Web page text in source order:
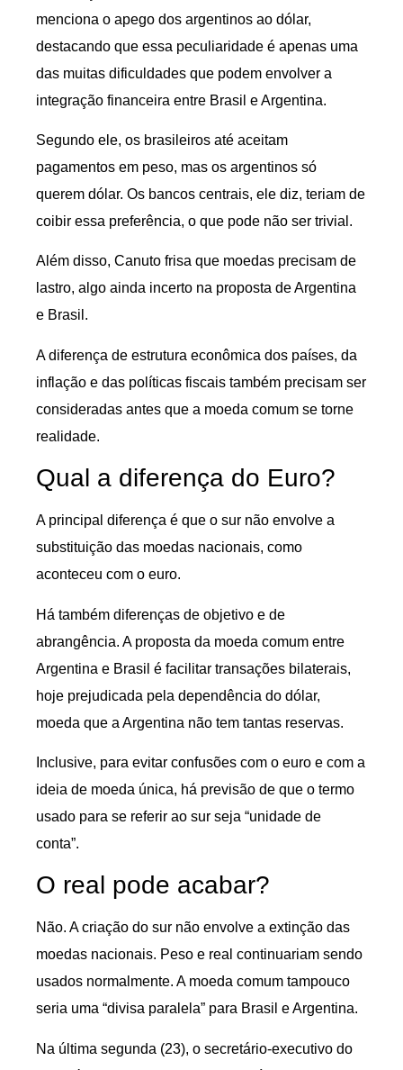
menciona o apego dos argentinos ao dólar,
destacando que essa peculiaridade é apenas uma
das muitas dificuldades que podem envolver a
integração financeira entre Brasil e Argentina.
Segundo ele, os brasileiros até aceitam
pagamentos em peso, mas os argentinos só
querem dólar. Os bancos centrais, ele diz, teriam de
coibir essa preferência, o que pode não ser trivial.
Além disso, Canuto frisa que moedas precisam de
lastro, algo ainda incerto na proposta de Argentina
e Brasil.
A diferença de estrutura econômica dos países, da
inflação e das políticas fiscais também precisam ser
consideradas antes que a moeda comum se torne
realidade.
Qual a diferença do Euro?
A principal diferença é que o sur não envolve a
substituição das moedas nacionais, como
aconteceu com o euro.
Há também diferenças de objetivo e de
abrangência. A proposta da moeda comum entre
Argentina e Brasil é facilitar transações bilaterais,
hoje prejudicada pela dependência do dólar,
moeda que a Argentina não tem tantas reservas.
Inclusive, para evitar confusões com o euro e com a
ideia de moeda única, há previsão de que o termo
usado para se referir ao sur seja “unidade de
conta”.
O real pode acabar?
Não. A criação do sur não envolve a extinção das
moedas nacionais. Peso e real continuariam sendo
usados normalmente. A moeda comum tampouco
seria uma “divisa paralela” para Brasil e Argentina.
Na última segunda (23), o secretário-executivo do